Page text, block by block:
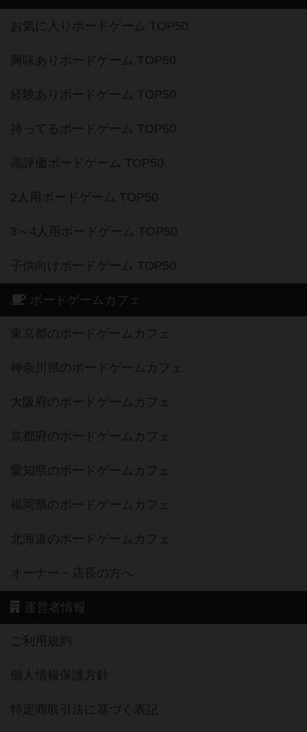
お気に入りボードゲーム TOP50
興味ありボードゲーム TOP50
経験ありボードゲーム TOP50
持ってるボードゲーム TOP50
高評価ボードゲーム TOP50
2人用ボードゲーム TOP50
3～4人用ボードゲーム TOP50
子供向けボードゲーム TOP50
ボードゲームカフェ
東京都のボードゲームカフェ
神奈川県のボードゲームカフェ
大阪府のボードゲームカフェ
京都府のボードゲームカフェ
愛知県のボードゲームカフェ
福岡県のボードゲームカフェ
北海道のボードゲームカフェ
オーナー・店長の方へ
運営者情報
ご利用規約
個人情報保護方針
特定商取引法に基づく表記